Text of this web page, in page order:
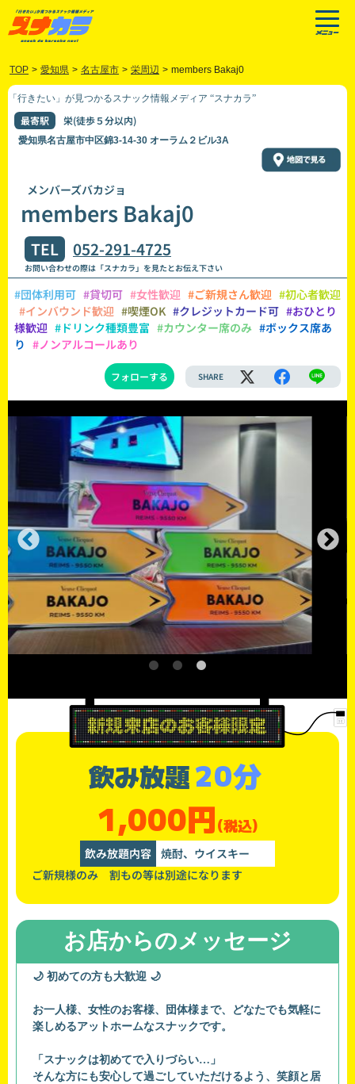
TOP > 愛知県 > 名古屋市 > 栄周辺 > members Bakaj0
「行きたい」が見つかるスナック情報メディア “スナカラ”
最寄駅 栄(徒歩５分以内)
愛知県名古屋市中区錦3-14-30 オーラム２ビル3A
メンバーズバカジョ
members Bakaj0
TEL 052-291-4725
お問い合わせの際は「スナカラ」を見たとお伝え下さい
#団体利用可 #貸切可 #女性歓迎 #ご新規さん歓迎 #初心者歓迎
#インバウンド歓迎 #喫煙OK #クレジットカード可 #おひとり
様歓迎 #ドリンク種類豊富 #カウンター席のみ #ボックス席あ
り #ノンアルコールあり
フォローする SHARE
飲み放題20分
1,000円(税込)
飲み放題内容 焼酎、ウイスキー
ご新規様のみ 割もの等は別途になります
お店からのメッセージ
🌙 初めての方も大歓迎 🌙
お一人様、女性のお客様、団体様まで、どなたでも気軽に
楽しめるアットホームなスナックです。
「スナックは初めてで入りづらい…」
そんな方にも安心して過ごしていただけるよう、笑顔と居